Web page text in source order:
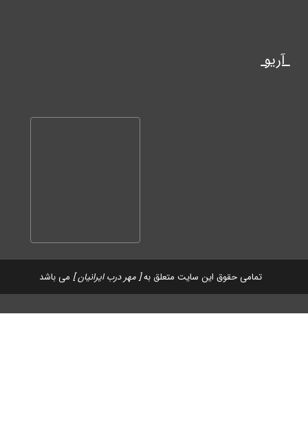
تمامی حقوق این سایت متعلق به[ مهر درب ایرانیان ] می باشد
آریو